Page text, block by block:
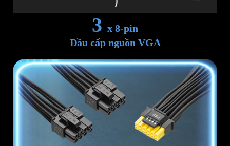
3 x 8-pin
Đầu cấp nguồn VGA